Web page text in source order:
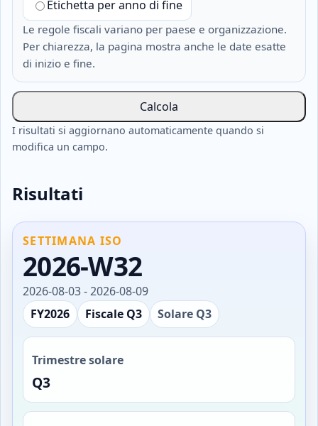
Etichetta per anno di fine
Le regole fiscali variano per paese e organizzazione.
Per chiarezza, la pagina mostra anche le date esatte
di inizio e fine.
Calcola
I risultati si aggiornano automaticamente quando si
modifica un campo.
Risultati
SETTIMANA ISO
2026-W32
2026-08-03 - 2026-08-09
FY2026
Fiscale Q3 Solare Q3
Trimestre solare
Q3